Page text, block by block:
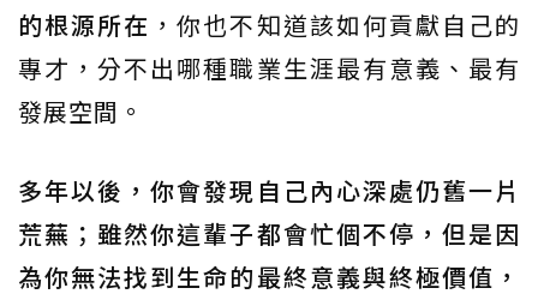
的根源所在 ，你也不知道該如何貢獻自己的
專才，分不出哪種職業生涯最有意義、最有
發展空間。
多年以後，你會發現自己內心深處仍舊一片
荒蕪；雖然你這輩子都會忙個不停，但是因
為你無法找到生命的最終意義與終極價值，